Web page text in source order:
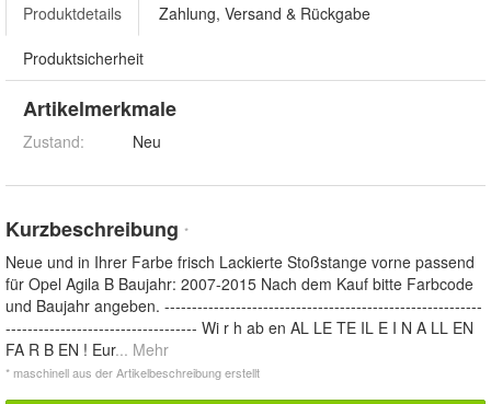
Produktdetails Zahlung, Versand & Rückgabe
Produktsicherheit
Artikelmerkmale
Zustand: Neu
Kurzbeschreibung *
Neue und in Ihrer Farbe frisch Lackierte Stoßstange vorne passend
für Opel Agila B Baujahr: 2007-2015 Nach dem Kauf bitte Farbcode
und Baujahr angeben. ----------------------------------------------------------
----------------------------------- Wi r h ab en AL LE TE IL E I N A LL EN
FA R B EN ! Eur... Mehr
* maschinell aus der Artikelbeschreibung erstellt